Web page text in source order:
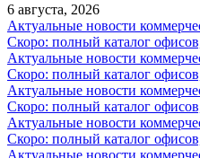
6 августа, 2026
Актуальные новости
Скоро: полный каталог
Актуальные новости
Скоро: полный каталог
Актуальные новости
Скоро: полный каталог
Актуальные новости
Скоро: полный каталог
Актуальные новости